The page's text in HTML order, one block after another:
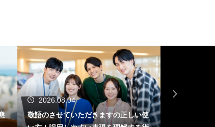
2026.08.04
敬語のさせていただきますの正しい使
2026.08.03
ビジネスメールの